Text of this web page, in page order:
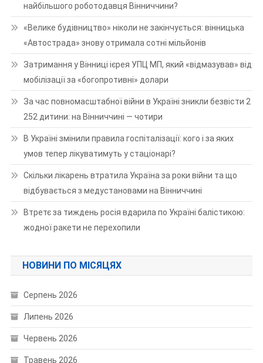
найбільшого роботодавця Вінниччини?
«Велике будівництво» ніколи не закінчується: вінницька
«Автострада» знову отримала сотні мільйонів
Затримання у Вінниці ієрея УПЦ МП, який «відмазував» від
мобілізації за «богопротивні» долари
За час повномасштабної війни в Україні зникли безвісти 2
252 дитини: на Вінниччині — чотири
В Україні змінили правила госпіталізації: кого і за яких
умов тепер лікуватимуть у стаціонарі?
Скільки лікарень втратила Україна за роки війни та що
відбувається з медустановами на Вінниччині
Втретє за тиждень росія вдарила по Україні балістикою:
жодної ракети не перехопили
НОВИНИ ПО МІСЯЦЯХ
Серпень 2026
Липень 2026
Червень 2026
Травень 2026